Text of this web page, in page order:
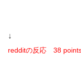
↓
redditの反応 38